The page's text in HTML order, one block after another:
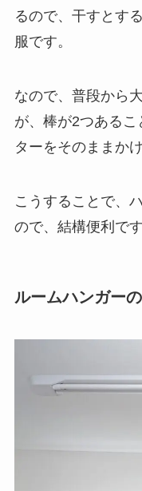
るので、干すとす
服です。
なので、普段から
が、棒が2つある
ターをそのままか
こうすることで、
ので、結構便利です
ルームハンガー